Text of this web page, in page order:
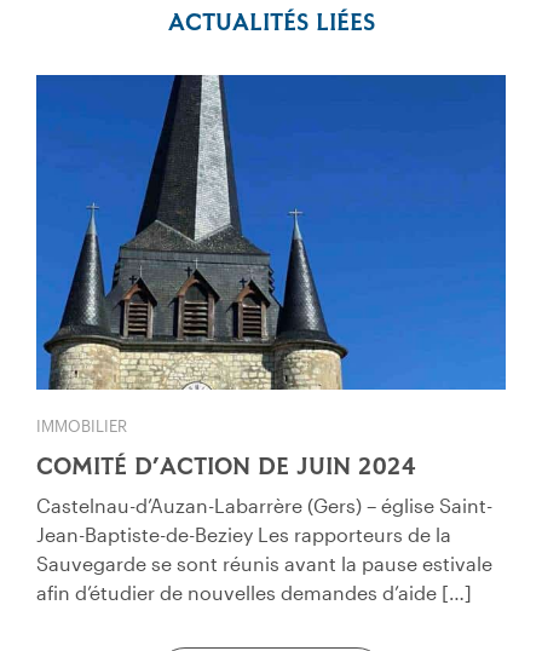
ACTUALITÉS LIÉES
IMMOBILIER
COMITÉ D’ACTION DE JUIN 2024
Castelnau-d’Auzan-Labarrère (Gers) – église Saint-
Jean-Baptiste-de-Beziey Les rapporteurs de la
Sauvegarde se sont réunis avant la pause estivale
afin d’étudier de nouvelles demandes d’aide […]